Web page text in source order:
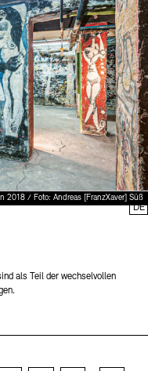
2018 / Foto: Andreas [FranzXaver] Süß
als Teil der wechselvollen
DE